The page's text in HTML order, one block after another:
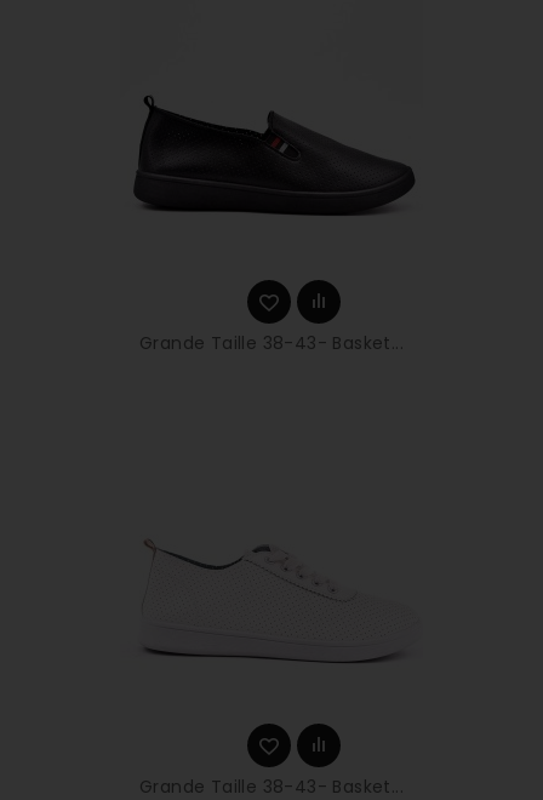
Grande Taille 38-43- Basket...
Grande Taille 38-43- Basket...